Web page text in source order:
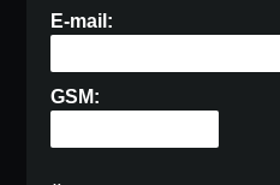
E-mail:
GSM: